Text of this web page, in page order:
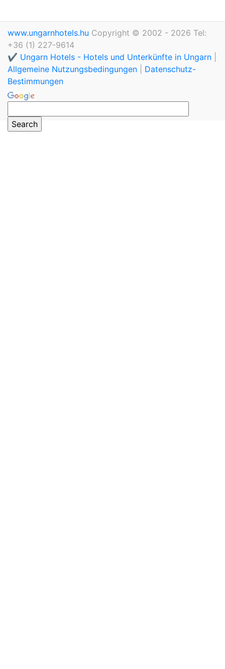
www.ungarnhotels.hu Copyright © 2002 - 2026 Tel:
+36 (1) 227-9614
✔️ Ungarn Hotels - Hotels und Unterkünfte in Ungarn
Allgemeine Nutzungsbedingungen
Datenschutz-
Bestimmungen